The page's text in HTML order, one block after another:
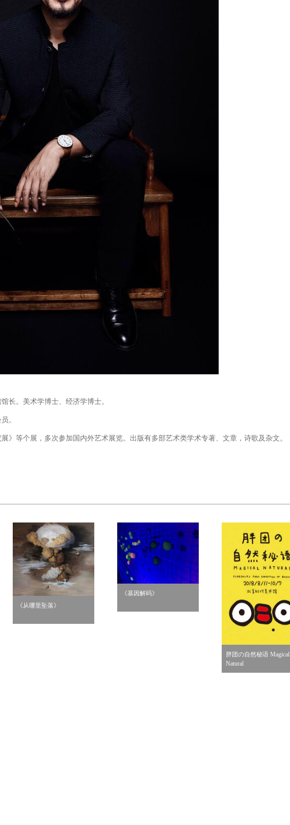
长。美术学博士、经济学博士。
。
》等个展，多次参加国内外艺术展览。出版有多部艺术类学术专著、文章，诗歌及杂文。
《从哪里坠落》
《基因解码》
胖团の自然秘语 Magical
Natural